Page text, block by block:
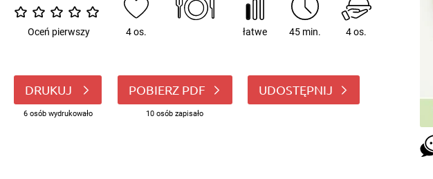
Oceń pierwszy 4 os. łatwe 45 min. 4 os.
DRUKUJ
6 osób wydrukowało
POBIERZ PDF
10 osób zapisało
UDOSTĘPNIJ